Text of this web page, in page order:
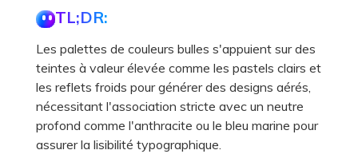
TL;DR:
Les palettes de couleurs bulles s'appuient sur des
teintes à valeur élevée comme les pastels clairs et
les reflets froids pour générer des designs aérés,
nécessitant l'association stricte avec un neutre
profond comme l'anthracite ou le bleu marine pour
assurer la lisibilité typographique.